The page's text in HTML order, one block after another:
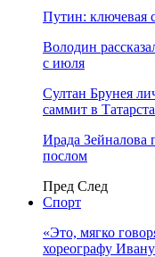
Путин: ключевая
Володин
с июля
Султан Брунея
саммит в
Ирада Зейналова
послом
Пред След
Спорт
«Это, мягко
хореографу